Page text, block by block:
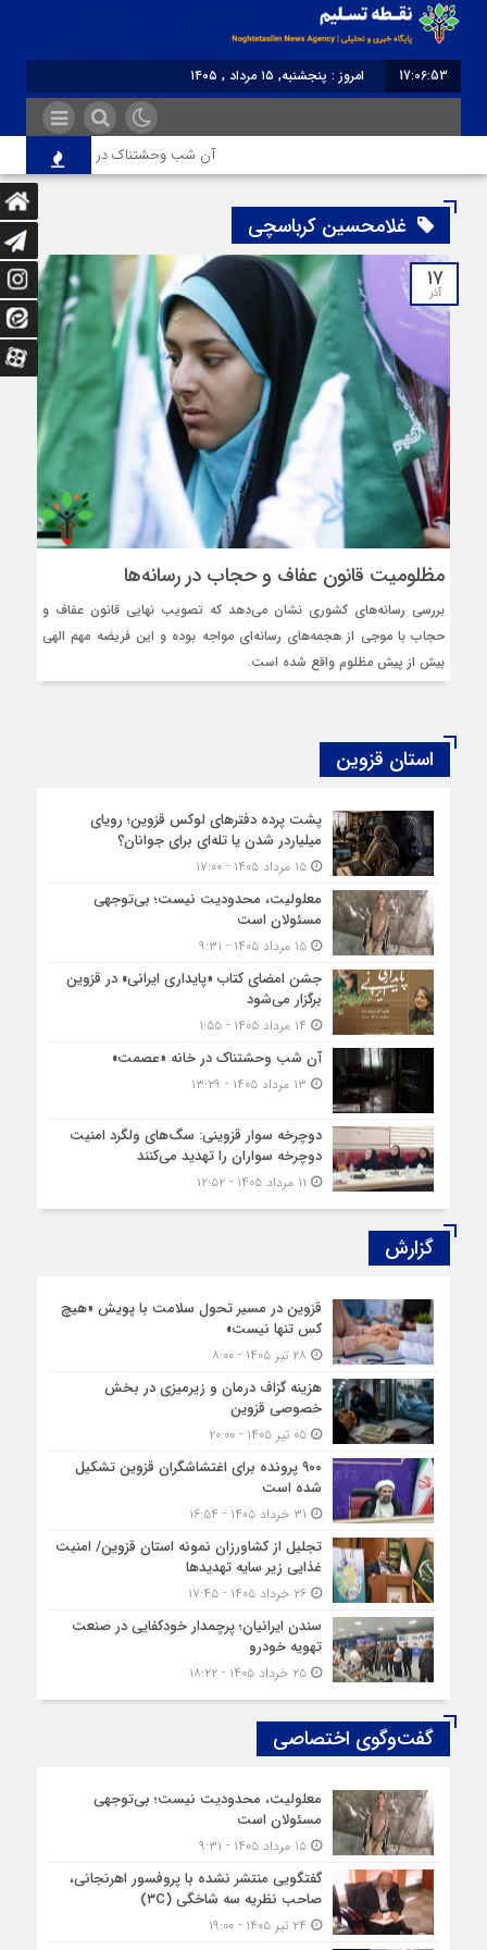
17:06:54
امروز : پنجشنبه, ۱۵ مرداد , ۱۴۰۵
آن شب وحشتناک در خانه «عصمت»
غلامحسین کرباسچی‌
۱۷
آذر
مظلومیت قانون عفاف و حجاب در رسانه‌ها
بررسی رسانه‌های کشوری نشان می‌دهد که تصویب نهایی قانون عفاف و
حجاب با موجی از هجمه‌های رسانه‌‌ای مواجه بوده و این فریضه مهم الهی
بیش از پیش مظلوم واقع شده است.
استان قزوین
پشت پرده دفترهای لوکس قزوین؛ رویای
میلیاردر شدن یا تله‌ای برای جوانان؟
۱۵ مرداد ۱۴۰۵ - ۱۷:۰۰
معلولیت، محدودیت نیست؛ بی‌توجهی
مسئولان است
۱۵ مرداد ۱۴۰۵ - ۹:۳۱
جشن امضای کتاب «پایداری ایرانی» در قزوین
برگزار می‌شود
آن شب وحشتناک در خانه «عصمت»
دوچرخه‌ سوار قزوینی: سگ‌های ولگرد امنیت
دوچرخه‌ سواران را تهدید می‌کنند
گزارش‌
قزوین در مسیر تحول سلامت با پویش «هیچ‌
کس تنها نیست»
هزینه‌ گزاف درمان و زیرمیزی در بخش
خصوصی قزوین
۰۵ تیر ۱۴۰۵ - ۲۰:۰۰
۹۰۰ پرونده برای اغتشاشگران قزوین تشکیل
شده است
تجلیل از کشاورزان نمونه استان قزوین/ امنیت
غذایی زیر سایه تهدیدها
۲۶ خرداد ۱۴۰۵ - ۱۷:۴۵
سندن ایرانیان؛ پرچمدار خودکفایی در صنعت
تهویه خودرو
۲۵ خرداد ۱۴۰۵ - ۱۸:۲۲
گفت‌وگوی اختصاصی
معلولیت، محدودیت نیست؛ بی‌توجهی
مسئولان است
۱۵ مرداد ۱۴۰۵ - ۹:۳۱
گفتگویی منتشر نشده با پروفسور اهرنجانی،
صاحب نظریه سه‌ شاخگی (۳C)